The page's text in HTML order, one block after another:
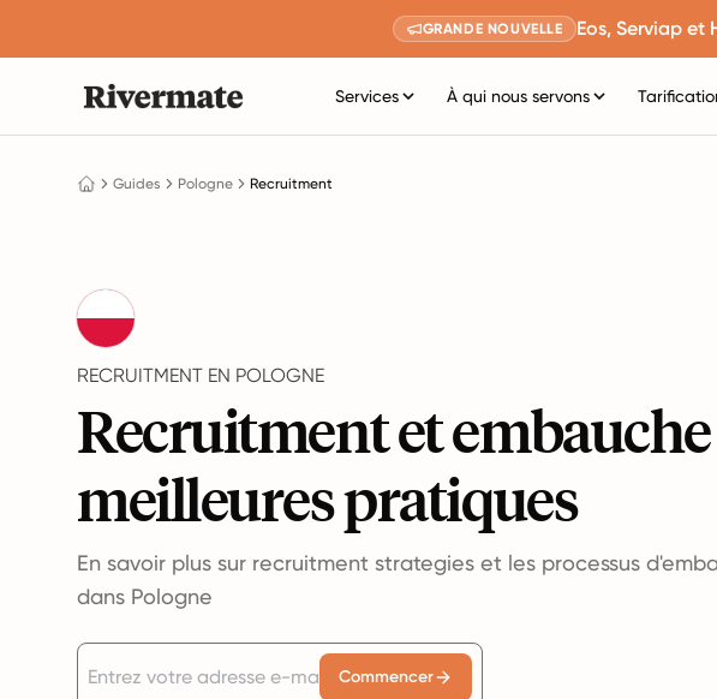
GRANDE NOUVELLE Eos, Serviap et
Services À qui nous servons
Guides Pologne Recruitment
RECRUITMENT EN POLOGNE
Recruitment et embauche
meilleures pratiques
En savoir plus sur recruitment strategies et les processus
dans Pologne
Commencer